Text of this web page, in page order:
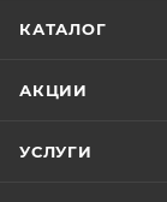
КАТАЛОГ
АКЦИИ
УСЛУГИ